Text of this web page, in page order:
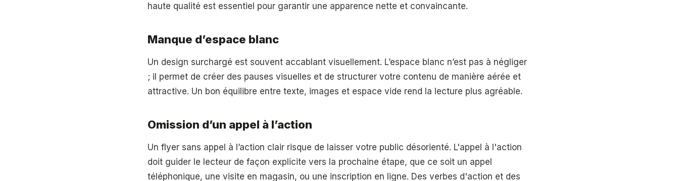
haute qualité est essentiel pour garantir une apparence nette et convaincante.
Manque d’espace blanc
Un design surchargé est souvent accablant visuellement. L’espace blanc n’est pas à négliger
; il permet de créer des pauses visuelles et de structurer votre contenu de manière aérée et
attractive. Un bon équilibre entre texte, images et espace vide rend la lecture plus agréable.
Omission d’un appel à l’action
Un flyer sans appel à l’action clair risque de laisser votre public désorienté. L'appel à l'action
doit guider le lecteur de façon explicite vers la prochaine étape, que ce soit un appel
téléphonique, une visite en magasin, ou une inscription en ligne. Des verbes d'action et des